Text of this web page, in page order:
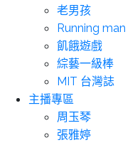
老男孩
Running man
飢餓遊戲
綜藝一級棒
MIT 台灣誌
主播專區
周玉琴
張雅婷